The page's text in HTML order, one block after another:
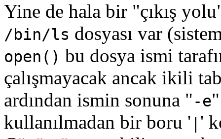
Yine de hala bir "çıkış
/bin/ls dosyası var
open() bu dosya ismi
çalışmayacak ancak ikili
ardından ismin sonuna "-e
kullanılmadan bir boru ' '